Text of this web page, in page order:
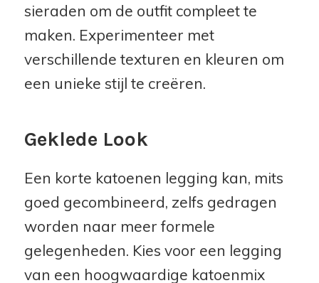
sieraden om de outfit compleet te
maken. Experimenteer met
verschillende texturen en kleuren om
een unieke stijl te creëren.
Geklede Look
Een korte katoenen legging kan, mits
goed gecombineerd, zelfs gedragen
worden naar meer formele
gelegenheden. Kies voor een legging
van een hoogwaardige katoenmix